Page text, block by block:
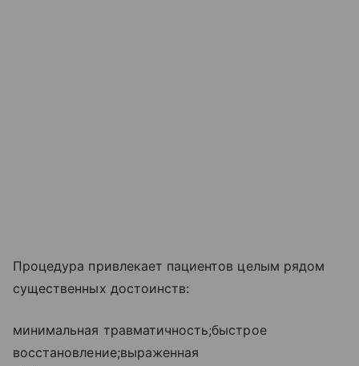
Процедура привлекает пациентов целым рядом
существенных достоинств:
минимальная травматичность;быстрое
восстановление;выраженная